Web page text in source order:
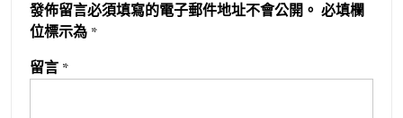
發佈留言必須填寫的電子郵件地址不會公開。 必填欄
位標示為 *
留言 *